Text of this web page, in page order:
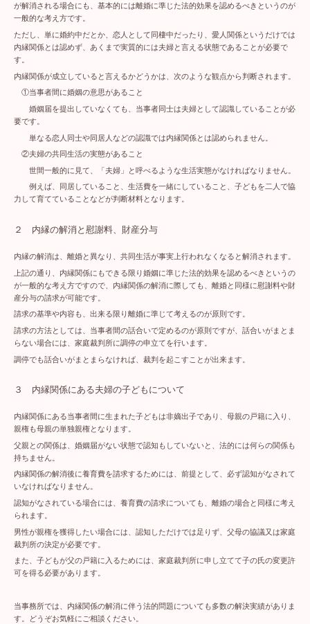
が解消される場合にも、基本的には離婚に準じた法的効果を認めるべきというのが
一般的な考え方です。
ただし、単に婚約中だとか、恋人として同棲中だったり、愛人関係というだけでは
内縁関係とは認めず、あくまで実質的には夫婦と言える状態であることが必要で
す。
内縁関係が成立していると言えるかどうかは、次のような観点から判断されます。
①当事者間に婚姻の意思があること
婚姻届を提出していなくても、当事者同士は夫婦として認識していることが必
要です。
単なる恋人同士や同居人などの認識では内縁関係とは認められません。
②夫婦の共同生活の実態があること
世間一般的に見て、「夫婦」と呼べるような生活実態がなければなりません。
例えば、同居していること、生活費を一緒にしていること、子どもを二人で協
力して育てていることなどが判断材料となります。
２ 内縁の解消と慰謝料、財産分与
内縁の解消は、離婚と異なり、共同生活が事実上行われなくなると解消されます。
上記の通り、内縁関係にもできる限り婚姻に準じた法的効果を認めるべきというの
が一般的な考え方ですので、内縁関係の解消に際しても、離婚と同様に慰謝料や財
産分与の請求が可能です。
請求の基準や内容も、出来る限り離婚に準じて考えるのが原則です。
請求の方法としては、当事者間の話合いで定めるのが原則ですが、話合いがまとま
らない場合には、家庭裁判所に調停の申立てを行います。
調停でも話合いがまとまらなければ、裁判を起こすことが出来ます。
３ 内縁関係にある夫婦の子どもについて
内縁関係にある当事者間に生まれた子どもは非嫡出子であり、母親の戸籍に入り、
親権も母親の単独親権となります。
父親との関係は、婚姻届がない状態で認知もしていないと、法的には何らの関係も
持ちません。
内縁関係の解消後に養育費を請求するためには、前提として、必ず認知がなされて
いなければなりません。
認知がなされている場合には、養育費の請求についても、離婚の場合と同様に考え
られます。
男性が親権を獲得したい場合には、認知しただけでは足りず、父母の協議又は家庭
裁判所の決定が必要です。
また、子どもが父の戸籍に入るためには、家庭裁判所に申し立てて子の氏の変更許
可を得る必要があります。
当事務所では、内縁関係の解消に伴う法的問題についても多数の解決実績がありま
す。どうぞお気軽にご相談ください。